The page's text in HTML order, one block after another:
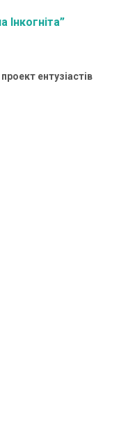
Інкогніта”
ентузіастів